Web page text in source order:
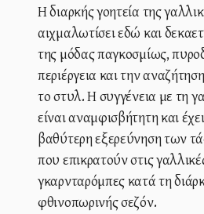
Η διαρκής γοητεία της
αιχμαλωτίσει εδώ και
της μόδας παγκοσμίως,
περιέργεια και την
το στυλ. Η συγγένεια με τη
είναι αναμφισβήτητη και
βαθύτερη εξερεύνηση των
που επικρατούν στις
γκαρνταρόμπες κατά τη
φθινοπωρινής σεζόν.